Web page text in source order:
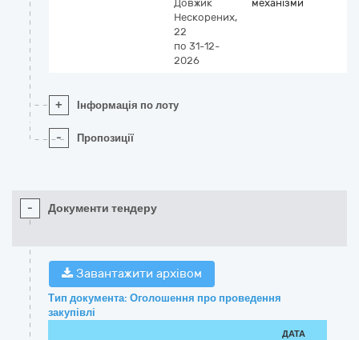
Довжик
Нескорених,
22
по 31-12-
2026
механізми
+ Інформація по лоту
- Пропозиції
- Документи тендеру
Завантажити архівом
Тип документа: Оголошення про проведення
закупівлі
ДАТА